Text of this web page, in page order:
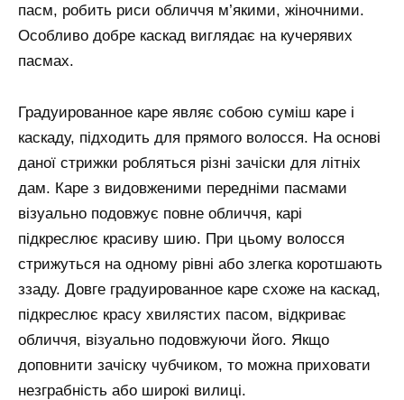
пасм, робить риси обличчя м’якими, жіночними.
Особливо добре каскад виглядає на кучерявих
пасмах.
Градуированное каре являє собою суміш каре і
каскаду, підходить для прямого волосся. На основі
даної стрижки робляться різні зачіски для літніх
дам. Каре з видовженими передніми пасмами
візуально подовжує повне обличчя, карі
підкреслює красиву шию. При цьому волосся
стрижуться на одному рівні або злегка коротшають
ззаду. Довге градуированное каре схоже на каскад,
підкреслює красу хвилястих пасом, відкриває
обличчя, візуально подовжуючи його. Якщо
доповнити зачіску чубчиком, то можна приховати
незграбність або широкі вилиці.